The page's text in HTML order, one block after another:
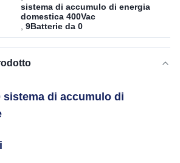
sistema di accumulo di energia
domestica 400Vac
9Batterie da 0
sistema di accumulo di